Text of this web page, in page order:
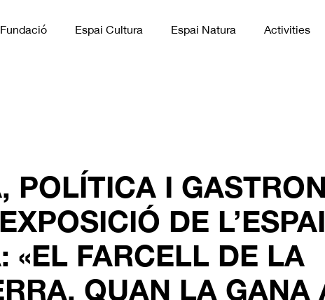
Fundació Espai Cultura Espai Natura Activities
POLÍTICA I
DE L’ESPAI
«EL FARCELL DE LA
QUAN LA GANA